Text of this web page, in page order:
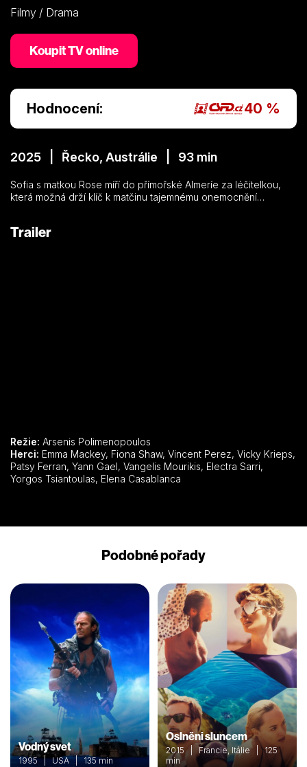
Filmy / Drama
Koupit TV online
Hodnocení: 40 %
2025 | Řecko, Austrálie | 93 min
Sofia s matkou Rose míří do přímořské Almeríe za léčitelkou,
která možná drží klíč k matčinu tajemnému onemocnění…
Trailer
Režie: Arsenis Polimenopoulos
Herci:
Patsy Ferran, Yann Gael, Vangelis Mourikis, Electra Sarri,
Yorgos Tsiantoulas, Elena Casablanca
Podobné pořady
Vodný svet
1995 | USA | 135 min
Oslněni sluncem
2015 | Francie, Itálie | 125
min